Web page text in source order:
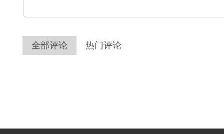
全部评论 热门评论